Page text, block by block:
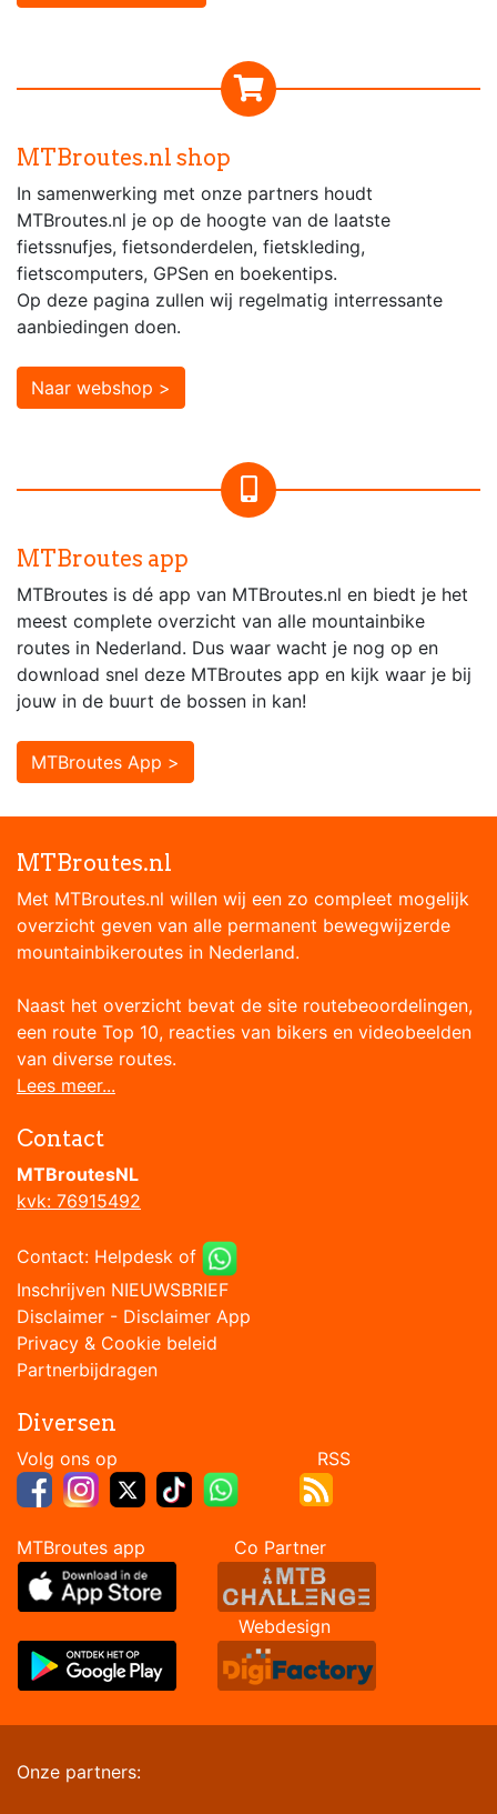
MTBroutes.nl shop
In samenwerking met onze partners houdt
MTBroutes.nl je op de hoogte van de laatste
fietssnufjes, fietsonderdelen, fietskleding,
fietscomputers, GPSen en boekentips.
Op deze pagina zullen wij regelmatig interressante
aanbiedingen doen.
Naar webshop >
MTBroutes app
MTBroutes is dé app van MTBroutes.nl en biedt je het
meest complete overzicht van alle mountainbike
routes in Nederland. Dus waar wacht je nog op en
download snel deze MTBroutes app en kijk waar je bij
jouw in de buurt de bossen in kan!
MTBroutes App >
MTBroutes.nl
Met MTBroutes.nl willen wij een zo compleet mogelijk
overzicht geven van alle permanent bewegwijzerde
mountainbikeroutes in Nederland.
Naast het overzicht bevat de site routebeoordelingen,
een route Top 10, reacties van bikers en videobeelden
van diverse routes.
Lees meer...
Contact
MTBroutesNL
kvk: 76915492
Contact: Helpdesk of
Inschrijven NIEUWSBRIEF
Disclaimer - Disclaimer App
Privacy & Cookie beleid
Partnerbijdragen
Diversen
Volg ons op RSS
MTBroutes app Co Partner
Webdesign
Onze partners: